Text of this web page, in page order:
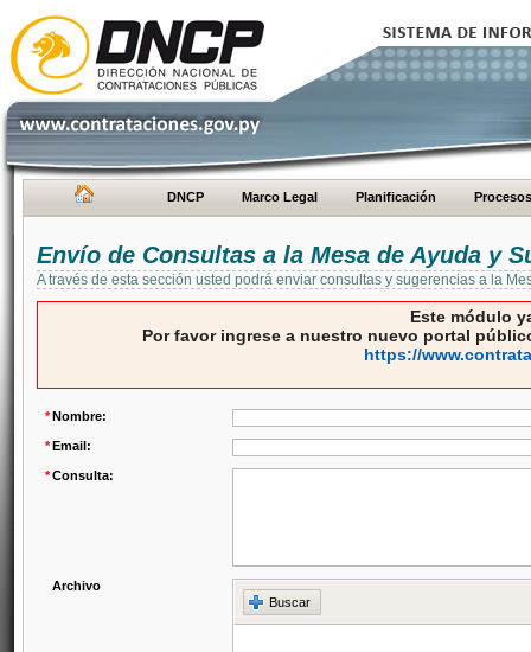
DNCP Marco Legal Planificación Procesos
Envío de Consultas a la Mesa de Ayuda y
A través de esta sección usted podrá enviar consultas y sugerencias a la
Este módulo
Por favor ingrese a nuestro nuevo portal
https://
*Nombre:
*Email:
*Consulta:
Archivo
Buscar